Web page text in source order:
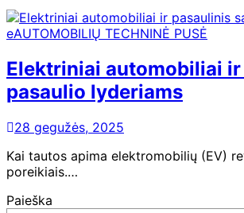
eAUTOMOBILIŲ TECHNINĖ PUSĖ
Elektriniai automobiliai
pasaulio lyderiams
28 gegužės, 2025
Kai tautos apima elektromobilių (EV)
poreikiais.…
Paieška